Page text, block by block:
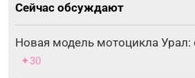
Сейчас обсуждают
Новая модель мотоцикла Урал:
✦30